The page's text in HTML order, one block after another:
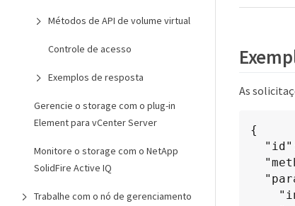
Métodos de API de volume virtual
Controle de acesso
Exemplos de resposta
Gerencie o storage com o plug-in
Element para vCenter Server
Monitore o storage com o NetApp
SolidFire Active IQ
Trabalhe com o nó de gerenciamento
As
{